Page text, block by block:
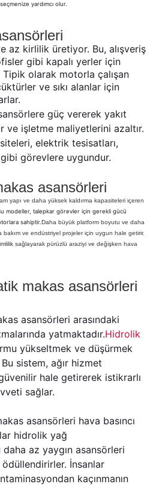
yardımcı olur.
az kirlilik üretiyor. Bu, alışveriş
gibi kapalı yerler için
olarak motorla çalışan
ve sıkı alanlar için
güç vererek yakıt
ve işletme maliyetlerini azaltır.
elektrik tesisatları,
görevlere uygundur.
asansörleri
yapı ve daha yüksek kaldırma kapasiteleri içeren
modeller, talepkar görevler için gerekli gücü
sahiptir.Daha büyük platform boyutu ve daha
bakım ve endüstriyel projeler için uygun hale getirir.
sağlayarak pürüzlü araziyi ve değişken hava
makas asansörleri
asansörleri arasındaki
yatmaktadır.Hidrolik
yükseltmek ve düşürmek
Bu sistem, ağır hizmet
hale getirerek istikrarlı
sağlar.
asansörleri hava basıncı
hidrolik yağ
az yaygın asansörleri
İnsanlar
kaçınmanın